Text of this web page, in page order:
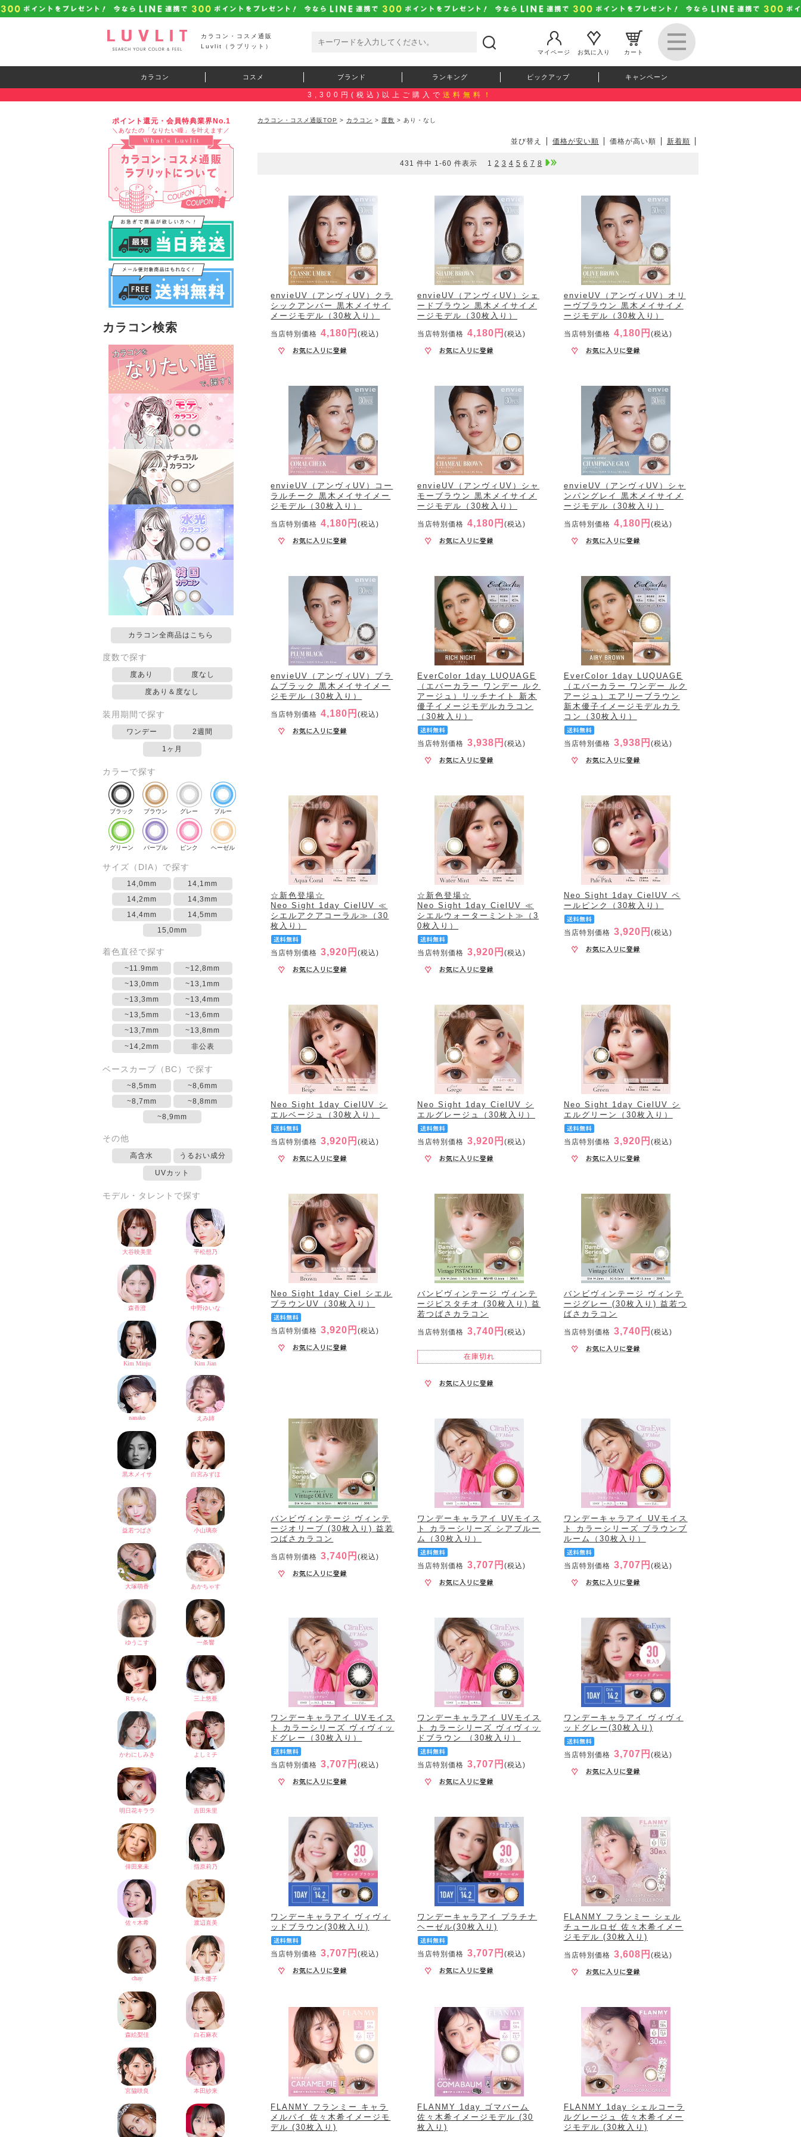
カラコン・コスメ通販
Luvlit（ラブリット）
マイページ
お気に入り カート
カラコン コスメ ブランド ランキング ピックアップ キャンペーン
3,300円(税込)以上ご購入で 送料無料！
ポイント還元・会員特典業界No.1
＼あなたの「なりたい瞳」を叶えます／
カラコン検索
カラコン全商品はこちら
度数で探す
度あり 度なし
度あり＆度なし
装用期間で探す
ワンデー 2週間
1ヶ月
カラーで探す
ブラック ブラウン グレー ブルー
グリーン パープル ピンク ヘーゼル
サイズ（DIA）で探す
14,0mm
14,1mm
14,2mm
14,3mm
14,4mm
14,5mm
15,0mm
着色直径で探す
~11.9mm
~12,8mm
~13,0mm
~13,1mm
~13,3mm
~13,4mm
~13,5mm
~13,6mm
~13,7mm
~13,8mm
~14,2mm
非公表
ベースカーブ（BC）で探す
~8,5mm
~8,6mm
~8,7mm
~8,8mm
~8,9mm
その他
高含水 うるおい成分
UVカット
モデル・タレントで探す
カラコン・コスメ通販TOP > カラコン > 度数 > あり・なし
並び替え 価格が安い順 価格が高い順 新着順
431 件中 1-60 件表示 1 2 3 4 5 6 7 8
envieUV（アンヴィUV）クラ
シックアンバー 黒木メイサイ
メージモデル（30枚入り）
当店特別価格 4,180円(税込)
envieUV（アンヴィUV）シェ
ードブラウン 黒木メイサイメ
ージモデル（30枚入り）
当店特別価格 4,180円(税込)
envieUV（アンヴィUV）オリ
ーヴブラウン 黒木メイサイメ
ージモデル（30枚入り）
当店特別価格 4,180円 (税込)
envieUV（アンヴィUV）コー
ラルチーク 黒木メイサイメー
ジモデル（30枚入り）
当店特別価格 4,180円(税込)
envieUV（アンヴィUV）シャ
モーブラウン 黒木メイサイメ
ージモデル（30枚入り）
当店特別価格 4,180円(税込)
envieUV（アンヴィUV）シャ
ンパングレイ 黒木メイサイメ
ージモデル（30枚入り）
当店特別価格 4,180円 (税込)
envieUV（アンヴィUV）プラ
ムブラック 黒木メイサイメー
ジモデル（30枚入り）
当店特別価格 4,180円(税込)
EverColor 1day LUQUAGE
（エバーカラー ワンデー ルク
アージュ）リッチナイト 新木
優子イメージモデルカラコン
（30枚入り）
当店特別価格 3,938円(税込)
EverColor 1day LUQUAGE
（エバーカラー ワンデー ルク
アージュ）エアリーブラウン
新木優子イメージモデルカラ
コン（30枚入り）
当店特別価格 3,938円 (税込)
☆新色登場☆
Neo Sight 1day CielUV ≪
シエルアクアコーラル≫（30
枚入り）
当店特別価格 3,920円(税込)
☆新色登場☆
Neo Sight 1day CielUV ≪
シエルウォーターミント≫（3
0枚入り）
当店特別価格 3,920円(税込)
Neo Sight 1day CielUV ペ
ールピンク（30枚入り）
当店特別価格 3,920円 (税込)
Neo Sight 1day CielUV シ
エルベージュ（30枚入り）
当店特別価格 3,920円(税込)
Neo Sight 1day CielUV シ
エルグレージュ（30枚入り）
当店特別価格 3,920円(税込)
Neo Sight 1day CielUV シ
エルグリーン（30枚入り）
当店特別価格 3,920円 (税込)
Neo Sight 1day Ciel シエル
ブラウンUV（30枚入り）
当店特別価格 3,920円(税込)
バンビヴィンテージ ヴィンテ
ージピスタチオ (30枚入り) 益
若つばさカラコン
当店特別価格 3,740円(税込)
在庫切れ
バンビヴィンテージ ヴィンテ
ージグレー (30枚入り) 益若つ
ばさカラコン
当店特別価格 3,740円 (税込)
バンビヴィンテージ ヴィンテ
ージオリーブ (30枚入り) 益若
つばさカラコン
当店特別価格 3,740円(税込)
ワンデーキャラアイ UVモイス
ト カラーシリーズ シアブルー
ム（30枚入り）
当店特別価格 3,707円(税込)
ワンデーキャラアイ UVモイス
ト カラーシリーズ ブラウンブ
ルーム（30枚入り）
当店特別価格 3,707円 (税込)
ワンデーキャラアイ UVモイス
ト カラーシリーズ ヴィヴィッ
ドグレー（30枚入り）
当店特別価格 3,707円(税込)
ワンデーキャラアイ UVモイス
ト カラーシリーズ ヴィヴィッ
ドブラウン （30枚入り）
当店特別価格 3,707円(税込)
ワンデーキャラアイ ヴィヴィ
ッドグレー(30枚入り)
当店特別価格 3,707円 (税込)
ワンデーキャラアイ ヴィヴィ
ッドブラウン(30枚入り)
当店特別価格 3,707円(税込)
ワンデーキャラアイ プラチナ
ヘーゼル(30枚入り)
当店特別価格 3,707円(税込)
FLANMY フランミー シェル
チュールロゼ 佐々木希イメー
ジモデル (30枚入り)
当店特別価格 3,608円 (税込)
FLANMY フランミー キャラ
メルパイ 佐々木希イメージモ
デル (30枚入り)
FLANMY 1day ゴマバーム
佐々木希イメージモデル (30
枚入り)
FLANMY 1day シェルコーラ
ルグレージュ 佐々木希イメー
ジモデル (30枚入り)